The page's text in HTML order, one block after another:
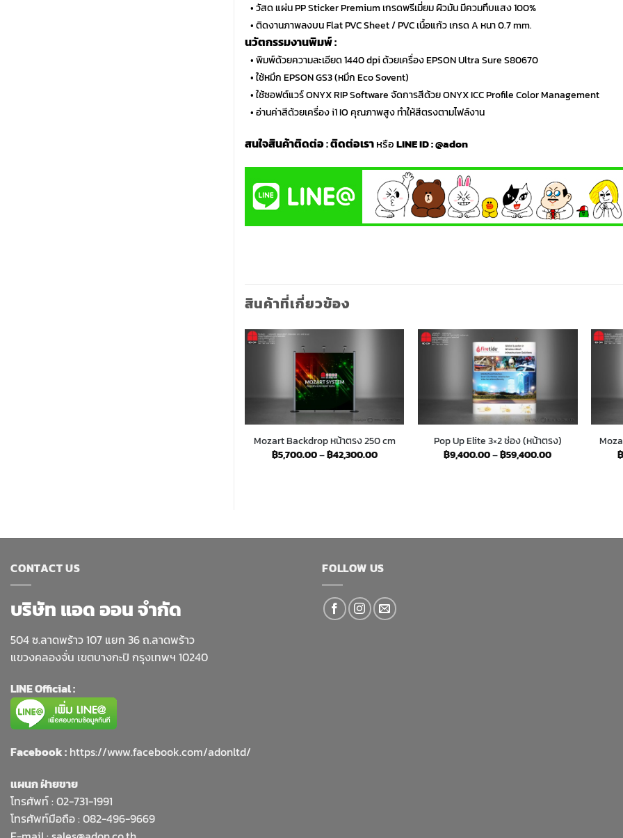
• วัสด แผ่น PP Sticker Premium เกรดพรีเมี่ยม ผิวมัน มีควมทึบแสง 100%
• ติดงานภาพลงบน Flat PVC Sheet / PVC เนื้อแก้ว เกรด A หนา 0.7 mm.
นวัตกรรมงานพิมพ์ :
• พิมพ์ด้วยความละเอียด 1440 dpi ด้วยเครื่อง EPSON Ultra Sure S80670
• ใช้หมึก EPSON GS3 (หมึก Eco Sovent)
• ใช้ซอฟต์แวร์ ONYX RIP Software จัดการสีด้วย ONYX ICC Profile Color Management
• อ่านค่าสีด้วยเครื่อง i1 IO คุณภาพสูง ทำให้สีตรงตามไฟล์งาน
สนใจสินค้าติดต่อ:ติดต่อเราหรือLINE ID :@adon
สินค้าที่เกี่ยวข้อง
Mozart Backdrop หน้าตรง 250 cm
฿5,700.00–฿42,300.00Price
Pop Up Elite 3×2 ช่อง (หน้าตรง)
฿9,400.00–฿59,400.00Price
฿
CONTACT US
บริษัท แอด ออน จำกัด
504 ซ.ลาดพร้าว 107 แยก 36 ถ.ลาดพร้าว
แขวงคลองจั่น เขตบางกะปิ กรุงเทพฯ 10240
LINE Official :
Facebook : https://www.facebook.com/adonltd/
แผนก ฝ่ายขาย
โทรศัพท์ : 02-731-1991
โทรศัพท์มือถือ : 082-496-9669
FOLLOW US